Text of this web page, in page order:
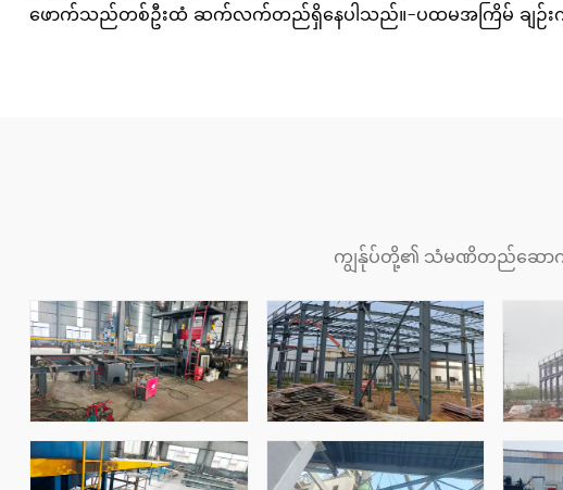
ဖောက်သည်တစ်ဦးထံ ဆက်လက်တည်ရှိနေပါသည်။-ပထမအကြိမ် ချဉ်းကပ်မှုကြီ
ကျွန်ုပ်တို့၏ သံမဏိတည်ဆောက်ပုံ